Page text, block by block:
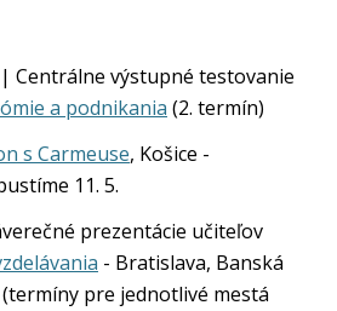
| Centrálne výstupné testovanie
a podnikania (2. termín)
s Carmeuse, Košice -
11. 5.
prezentácie učiteľov
- Bratislava, Banská
(termíny pre jednotlivé mestá